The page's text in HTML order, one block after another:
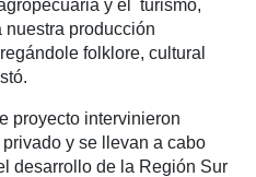
y el turismo,
producción
folklore, cultural
proyecto intervinieron
y se llevan a cabo
desarrollo de la Región Sur